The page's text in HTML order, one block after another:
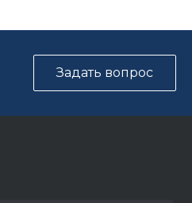
Задать вопрос